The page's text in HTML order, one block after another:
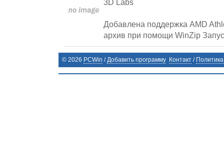
3D Labs
Добавлена поддержка AMD
архив при помощи WinZip
© 2026 PCWin /Добавить программу Контакт /